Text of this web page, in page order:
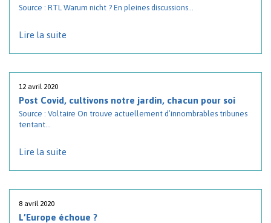
Source : RTL Warum nicht ? En pleines discussions...
Lire la suite
12 avril 2020
Post Covid, cultivons notre jardin, chacun pour soi
Source : Voltaire On trouve actuellement d’innombrables tribunes
tentant...
Lire la suite
8 avril 2020
L’Europe échoue ?